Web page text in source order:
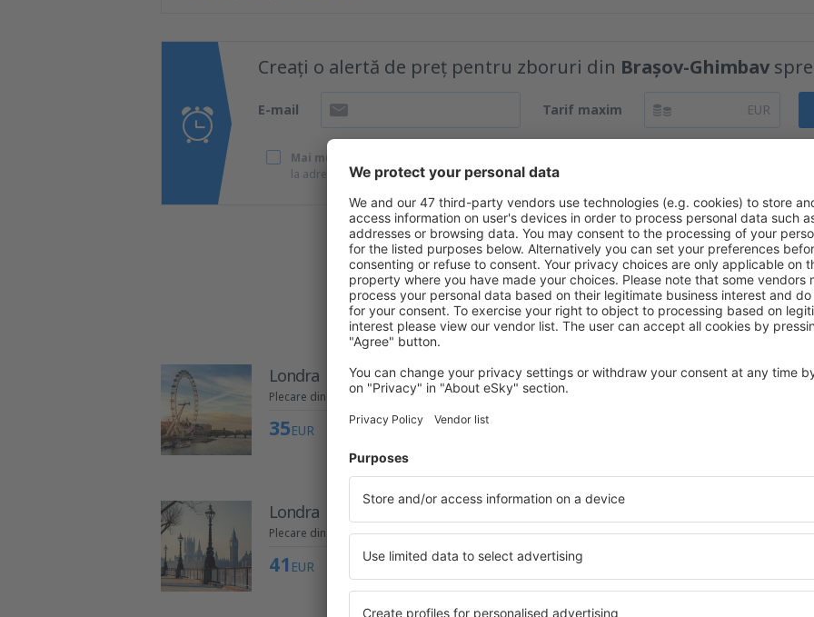
Creați o alertă de preț pentru zboruri din Brașov-Ghimbav spre
E-mail Tarif maxim EUR
Mai multe călătorii la prețuri avantajoase în newsletter-ul nostru.
Sunt de acord să
la adresa de e-mail pe care am furnizat-o.
Mai multe oferte pentru
Londra
Plecare din Cluj-Napoca
35EUR
Londra
Plecare din București
41 EUR
Budapesta
Londra
Plecare din Cluj-Napoca
48